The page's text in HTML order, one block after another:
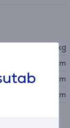
0,438 kg
3 cm
44,9 cm
14,8 cm